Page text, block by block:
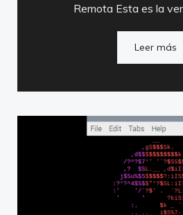
Remota Esta es la
Leer más